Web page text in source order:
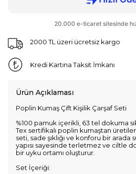
2000 TL üzeri ücretsiz kargo
Kredi Kartına Taksit İmkanı
Ürün Açıklaması
Poplin Kumaş Çift Kişilik Çarşaf Seti
%100 pamuk içerikli, 63 tel dokuma
Tex sertifikalı poplin kumaştan
seti, sade şıklığı ve konforu bir arada
yapısı sayesinde terletmez ve ciltle
bir uyku ortamı oluşturur.
Set İçeriği: